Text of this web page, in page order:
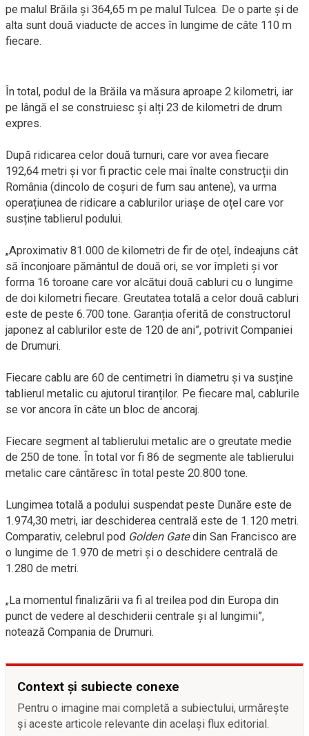
pe malul Brăila și 364,65 m pe malul Tulcea. De o parte și de
alta sunt două viaducte de acces în lungime de câte 110 m
fiecare.
În total, podul de la Brăila va măsura aproape 2 kilometri, iar
pe lângă el se construiesc și alți 23 de kilometri de drum
expres.
După ridicarea celor două turnuri, care vor avea fiecare
192,64 metri și vor fi practic cele mai înalte construcții din
România (dincolo de coșuri de fum sau antene), va urma
operațiunea de ridicare a cablurilor uriașe de oțel care vor
susține tablierul podului.
„Aproximativ 81.000 de kilometri de fir de oțel, îndeajuns cât
să înconjoare pământul de două ori, se vor împleti și vor
forma 16 toroane care vor alcătui două cabluri cu o lungime
de doi kilometri fiecare. Greutatea totală a celor două cabluri
este de peste 6.700 tone. Garanția oferită de constructorul
japonez al cablurilor este de 120 de ani”, potrivit Companiei
de Drumuri.
Fiecare cablu are 60 de centimetri în diametru și va susține
tablierul metalic cu ajutorul tiranților. Pe fiecare mal, cablurile
se vor ancora în câte un bloc de ancoraj.
Fiecare segment al tablierului metalic are o greutate medie
de 250 de tone. În total vor fi 86 de segmente ale tablierului
metalic care cântăresc în total peste 20.800 tone.
Lungimea totală a podului suspendat peste Dunăre este de
1.974,30 metri, iar deschiderea centrală este de 1.120 metri.
Comparativ, celebrul pod Golden Gatedin San Francisco are
o lungime de 1.970 de metri și o deschidere centrală de
1.280 de metri.
„La momentul finalizării va fi al treilea pod din Europa din
punct de vedere al deschiderii centrale și al lungimii”,
notează Compania de Drumuri.
Context și subiecte conexe
Pentru o imagine mai completă a subiectului, urmărește
și aceste articole relevante din același flux editorial.